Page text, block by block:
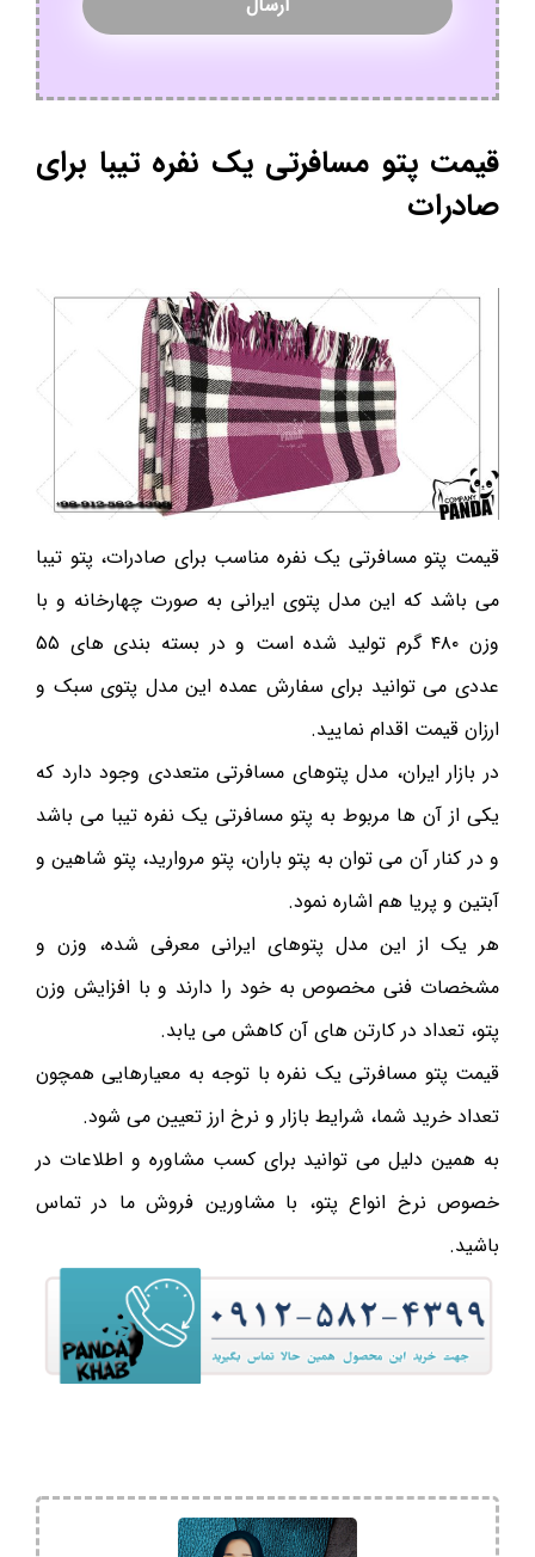
قیمت پتو مسافرتی یک نفره تیبا برای
صادرات
قیمت پتو مسافرتی یک نفره مناسب برای صادرات، پتو تیبا
می باشد که این مدل پتوی ایرانی به صورت چهارخانه و با
وزن ۴۸۰ گرم تولید شده است و در بسته بندی های ۵۵
عددی می توانید برای سفارش عمده این مدل پتوی سبک و
ارزان قیمت اقدام نمایید.
در بازار ایران، مدل پتوهای مسافرتی متعددی وجود دارد که
یکی از آن ها مربوط به پتو مسافرتی یک نفره تیبا می باشد
و در کنار آن می توان به پتو باران، پتو مروارید، پتو شاهین و
آبتین و پریا هم اشاره نمود.
هر یک از این مدل پتوهای ایرانی معرفی شده، وزن و
مشخصات فنی مخصوص به خود را دارند و با افزایش وزن
پتو، تعداد در کارتن های آن کاهش می یابد.
قیمت پتو مسافرتی یک نفره با توجه به معیارهایی همچون
تعداد خرید شما، شرایط بازار و نرخ ارز تعیین می شود.
به همین دلیل می توانید برای کسب مشاوره و اطلاعات در
خصوص نرخ انواع پتو، با مشاورین فروش ما در تماس
باشید.